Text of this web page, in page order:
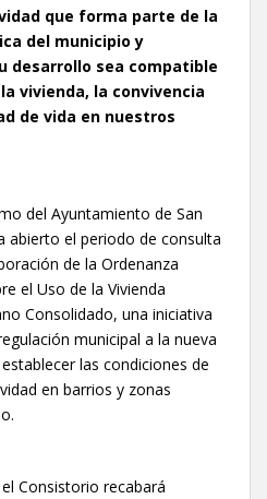
que forma parte de la
del municipio y
desarrollo sea compatible
vivienda, la convivencia
de vida en nuestros
del Ayuntamiento de San
abierto el periodo de consulta
de la Ordenanza
el Uso de la Vivienda
Consolidado, una iniciativa
municipal a la nueva
las condiciones de
en barrios y zonas
Consistorio recabará